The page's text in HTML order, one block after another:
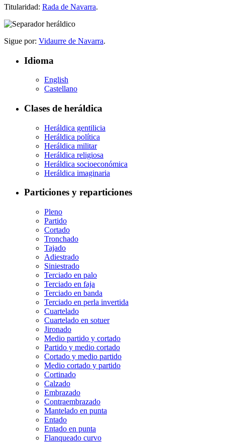
Titularidad: Rada de Navarra.
Sigue por: Vidaurre de Navarra.
Idioma
English
Castellano
Clases de heráldica
Heráldica gentilicia
Heráldica política
Heráldica militar
Heráldica religiosa
Heráldica socioeconómica
Heráldica imaginaria
Particiones y reparticiones
Pleno
Partido
Cortado
Tronchado
Tajado
Adiestrado
Siniestrado
Terciado en palo
Terciado en faja
Terciado en banda
Terciado en perla invertida
Cuartelado
Cuartelado en sotuer
Jironado
Medio partido y cortado
Partido y medio cortado
Cortado y medio partido
Medio cortado y partido
Cortinado
Calzado
Embrazado
Contraembrazado
Mantelado en punta
Entado
Entado en punta
Flanqueado curvo